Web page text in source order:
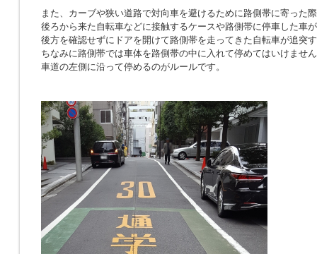
また、カーブや狭い道路で対向車を避けるために路側帯に寄った
後ろから来た自転車などに接触するケースや路側帯に停車した車
後方を確認せずにドアを開けて路側帯を走ってきた自転車が追突
ちなみに路側帯では車体を路側帯の中に入れて停めてはいけませ
車道の左側に沿って停めるのがルールです。